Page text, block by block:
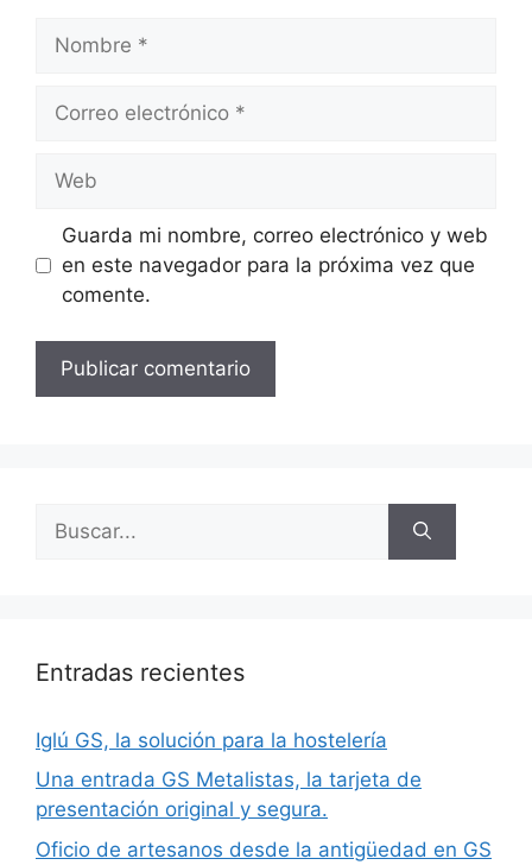
Guarda mi nombre, correo electrónico y web
en este navegador para la próxima vez que
comente.
Entradas recientes
Iglú GS, la solución para la hostelería
Una entrada GS Metalistas, la tarjeta de
presentación original y segura.
Oficio de artesanos desde la antigüedad en GS